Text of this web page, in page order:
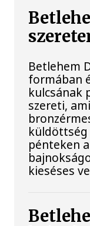
Betlehem
formában
kulcsának
szereti,
küldöttség
pénteken
kieséses